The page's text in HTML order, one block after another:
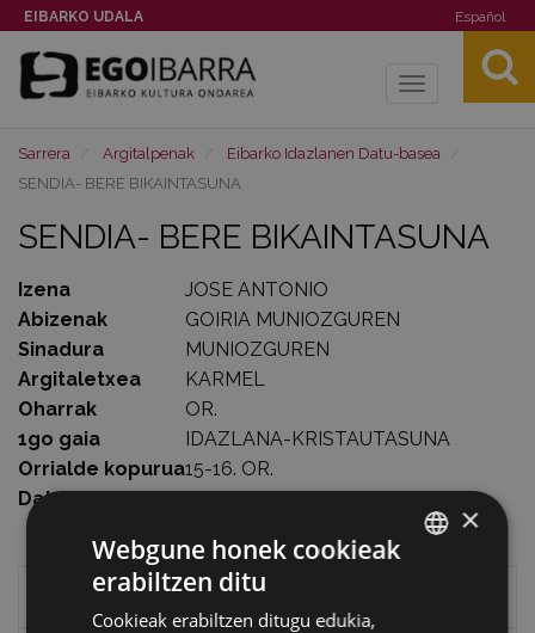
EIBARKO UDALA Español
Toggle
Sarrera Argitalpenak
Eibarko Idazlanen Datu-basea
SENDIA- BERE BIKAINTASUNA
SENDIA- BERE BIKAINTASUNA
Izena
JOSE ANTONIO
Abizenak
GOIRIA MUNIOZGUREN
Sinadura
MUNIOZGUREN
Argitaletxea
KARMEL
Oharrak
OR.
1go gaia
IDAZLANA-KRISTAUTASUNA
Orrialde kopurua15-16. OR.
Data
1970-02-
Eibarko liburuak
×
Webgune honek cookieak
erabiltzen ditu
Cookieak erabiltzen ditugu edukia,